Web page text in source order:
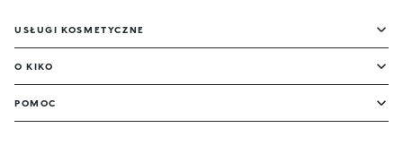
USŁUGI KOSMETYCZNE
O KIKO
POMOC